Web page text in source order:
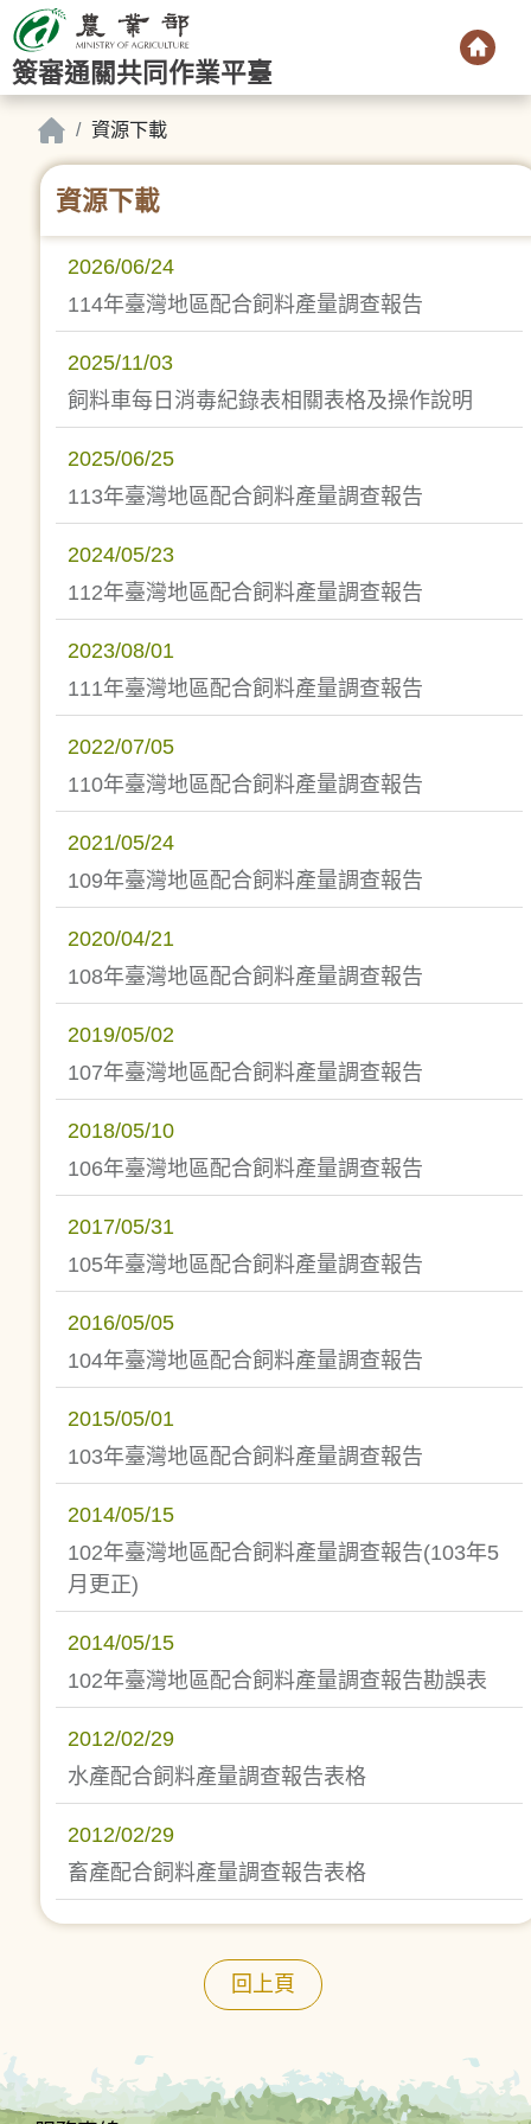
簽審通關共同作業平臺
資源下載
資源下載
2026/06/24
114年臺灣地區配合飼料產量調查報告
2025/11/03
飼料車每日消毒紀錄表相關表格及操作說明
2025/06/25
113年臺灣地區配合飼料產量調查報告
2024/05/23
112年臺灣地區配合飼料產量調查報告
2023/08/01
111年臺灣地區配合飼料產量調查報告
2022/07/05
110年臺灣地區配合飼料產量調查報告
2021/05/24
109年臺灣地區配合飼料產量調查報告
2020/04/21
108年臺灣地區配合飼料產量調查報告
2019/05/02
107年臺灣地區配合飼料產量調查報告
2018/05/10
106年臺灣地區配合飼料產量調查報告
2017/05/31
105年臺灣地區配合飼料產量調查報告
2016/05/05
104年臺灣地區配合飼料產量調查報告
2015/05/01
103年臺灣地區配合飼料產量調查報告
2014/05/15
102年臺灣地區配合飼料產量調查報告(103年5
月更正)
2014/05/15
102年臺灣地區配合飼料產量調查報告勘誤表
2012/02/29
水產配合飼料產量調查報告表格
2012/02/29
畜產配合飼料產量調查報告表格
回上頁